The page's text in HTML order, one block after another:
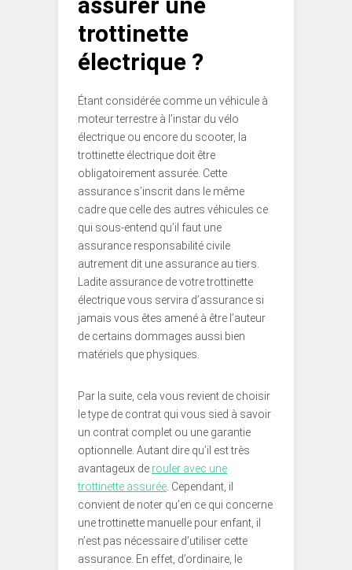
trottinette
électrique ?
Étant considérée comme un véhicule à
moteur terrestre à l’instar du vélo
électrique ou encore du scooter, la
trottinette électrique doit être
obligatoirement assurée. Cette
assurance s’inscrit dans le même
cadre que celle des autres véhicules ce
qui sous-entend qu’il faut une
assurance responsabilité civile
autrement dit une assurance au tiers.
Ladite assurance de votre trottinette
électrique vous servira d’assurance si
jamais vous êtes amené à être l’auteur
de certains dommages aussi bien
matériels que physiques.
Par la suite, cela vous revient de choisir
le type de contrat qui vous sied à savoir
un contrat complet ou une garantie
optionnelle. Autant dire qu’il est très
avantageux de rouler avec une
trottinette assurée. Cependant, il
convient de noter qu’en ce qui concerne
une trottinette manuelle pour enfant, il
n’est pas nécessaire d’utiliser cette
assurance. En effet, d’ordinaire, le